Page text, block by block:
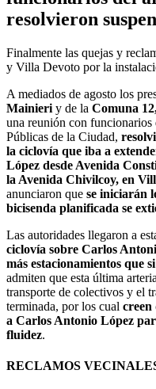
resolvieron
Finalmente las quejas y
y Villa Devoto por la
A mediados de agosto los
Mainieri y de la Comuna
una reunión con
Públicas de la Ciudad,
la ciclovía que iba a
López desde Avenida
la Avenida Chivilcoy, en
anunciaron que se iniciarán
bicisenda planificada se
Las autoridades llegaron a
ciclovía sobre Carlos
más estacionamientos que
admiten que esta última
transporte de colectivos y el
terminada, por los cual creen
a Carlos Antonio López
fluidez.
RECLAMOS